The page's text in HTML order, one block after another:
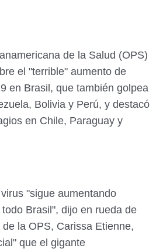
de la Salud (OPS)
el "terrible" aumento de
en Brasil, que también golpea
Bolivia y Perú, y destacó
en Chile, Paraguay y
"sigue aumentando
Brasil", dijo en rueda de
la OPS, Carissa Etienne,
que el gigante